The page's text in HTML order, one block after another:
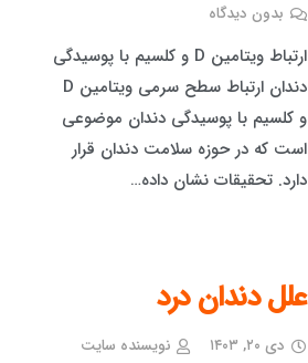
بدون دیدگاه
ارتباط ویتامین D و کلسیم با پوسیدگی
دندان ارتباط سطح سرمی ویتامین D
و کلسیم با پوسیدگی دندان موضوعی
است که در حوزه سلامت دندان قرار
دارد. تحقیقات نشان داده…
علل دندان درد
دی ۲۰, ۱۴۰۳
نویسنده سایت